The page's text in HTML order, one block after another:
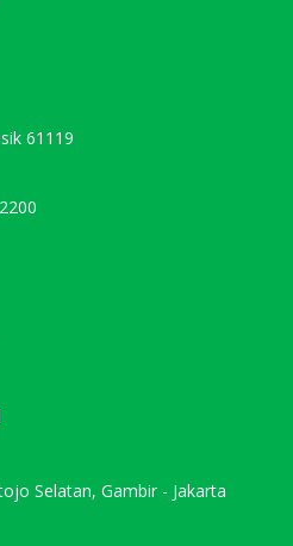
61119
Selatan, Gambir - Jakarta